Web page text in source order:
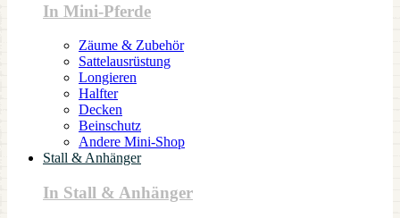
In Mini-Pferde
Zäume & Zubehör
Sattelausrüstung
Longieren
Halfter
Decken
Beinschutz
Andere Mini-Shop
Stall & Anhänger
In Stall & Anhänger